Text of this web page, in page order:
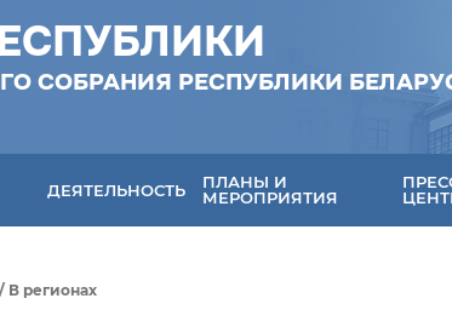
СОБРАНИЯ РЕСПУБЛИКИ
ДЕЯТЕЛЬНОСТЬ
ПЛАНЫ И
МЕРОПРИЯТИЯ
/ В регионах